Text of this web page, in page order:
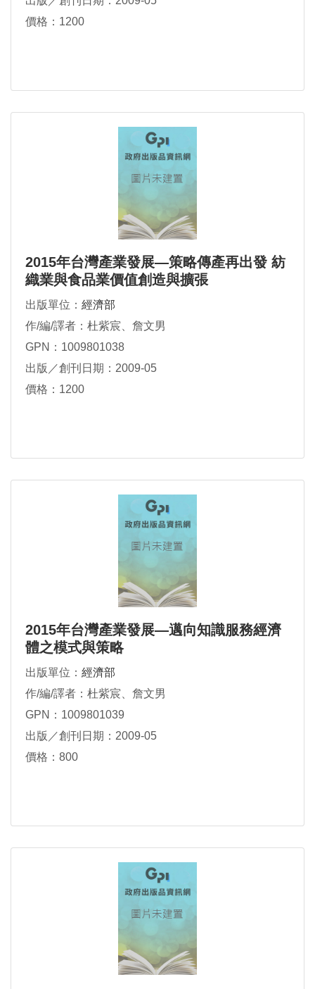
價格：1200
2015年台灣產業發展—策略傳產再出發 紡
織業與食品業價值創造與擴張
出版單位： 經濟部
作/編/譯者：杜紫宸、詹文男
GPN：1009801038
出版／創刊日期：2009-05
價格：1200
2015年台灣產業發展—邁向知識服務經濟
體之模式與策略
出版單位： 經濟部
作/編/譯者：杜紫宸、詹文男
GPN：1009801039
出版／創刊日期：2009-05
價格：800